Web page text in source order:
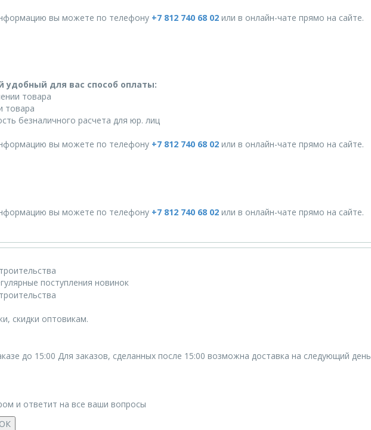
вы можете по телефону +7 812 740 68 02 или в онлайн-чате прямо на сайте.
для вас способ оплаты:
товара
товара
безналичного расчета для юр. лиц
вы можете по телефону +7 812 740 68 02 или в онлайн-чате прямо на сайте.
вы можете по телефону +7 812 740 68 02 или в онлайн-чате прямо на сайте.
поступления новинок
скидки оптовикам.
до 15:00 Для заказов, сделанных после 15:00 возможна доставка на следующий день
и ответит на все ваши вопросы